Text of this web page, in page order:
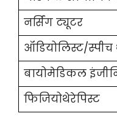
नर्सिंग ट्यूटर
ऑडियोलिस्ट/स्पीच
बायोमेडिकल
फिजियोथेरेपिस्ट